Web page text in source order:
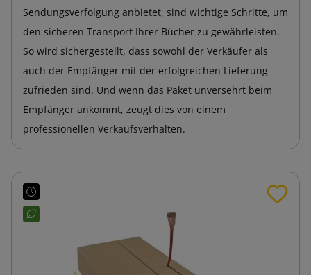
Sendungsverfolgung anbietet, sind wichtige Schritte, um
den sicheren Transport Ihrer Bücher zu gewährleisten.
So wird sichergestellt, dass sowohl der Verkäufer als
auch der Empfänger mit der erfolgreichen Lieferung
zufrieden sind. Und wenn das Paket unversehrt beim
Empfänger ankommt, zeugt dies von einem
professionellen Verkaufsverhalten.